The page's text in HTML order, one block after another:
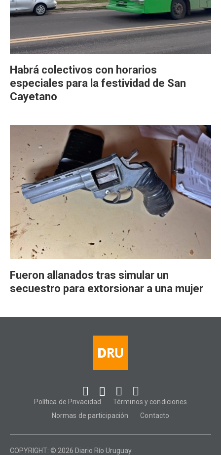
Habrá colectivos con horarios
especiales para la festividad de San
Cayetano
Fueron allanados tras simular un
secuestro para extorsionar a una mujer
Política de Privacidad
Términos y condiciones
Normas de participación
Contacto
COPYRIGHT: © 2026 Diario Río Uruguay